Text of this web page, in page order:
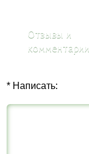
Отзывы и
комментарии
* Написать: